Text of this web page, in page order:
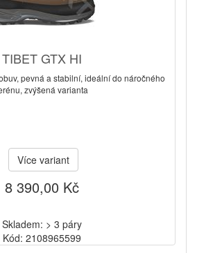
TIBET GTX HI
pevná a stabilní, ideální do náročného
zvýšená varianta
Více variant
8 390,00 Kč
Skladem: > 3 páry
Kód: 2108965599